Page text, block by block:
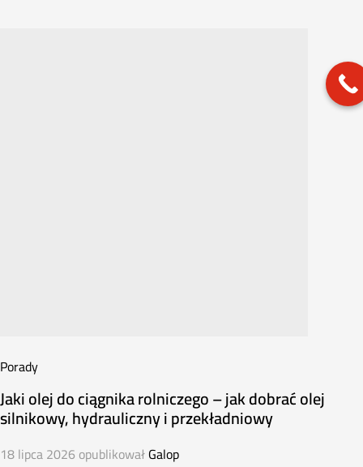
Porady
Jaki olej do ciągnika rolniczego – jak dobrać olej
silnikowy, hydrauliczny i przekładniowy
18 lipca 2026 opublikowałGalop